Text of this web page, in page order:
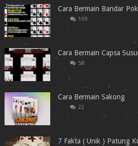
Cara Bermain Bandar
169
Cara Bermain Capsa
58
Cara Bermain Sakong
22
7 Fakta ( Unik ) Patung